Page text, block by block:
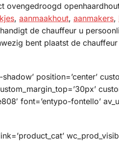
ovengedroogd
, aanmaakhout, aanmakers,
de chauffeur u
bent plaatst de
position=’center’
font=’entypo-fontello’